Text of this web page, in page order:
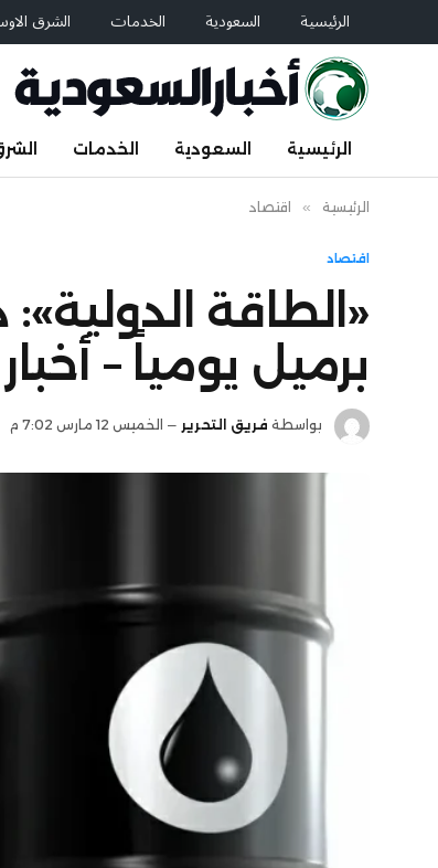
الرئيسية السعودية الخدمات الشرق
الرئيسية السعودية الخدمات
الرئيسية » اقتصاد
اقتصاد
برميل يومياً –
بواسطة فريق التحرير الخميس 12 مارس 7:02 م